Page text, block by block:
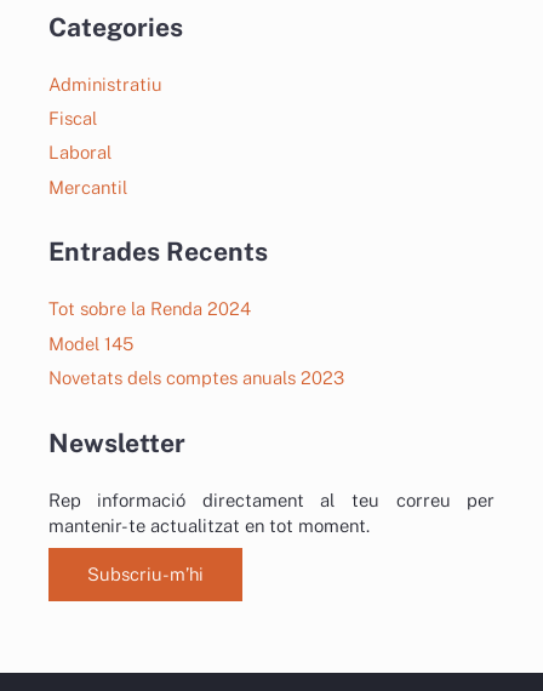
Categories
Administratiu
Fiscal
Laboral
Mercantil
Entrades Recents
Tot sobre la Renda 2024
Model 145
Novetats dels comptes anuals 2023
Newsletter
Rep informació directament al teu correu per
mantenir-te actualitzat en tot moment.
Subscriu-m’hi